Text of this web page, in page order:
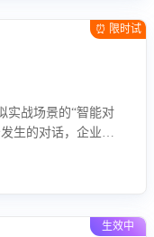
⏰ 限时试
实战场景的“智能对
生的对话，企业可
生效中